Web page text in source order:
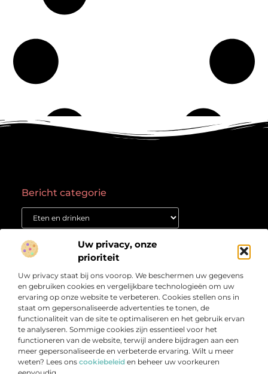
Uw privacy, onze
prioriteit
Uw privacy staat bij ons voorop. We beschermen uw gegevens
en gebruiken cookies en vergelijkbare technologieën om uw
ervaring op onze website te verbeteren. Cookies stellen ons in
staat om gepersonaliseerde advertenties te tonen, de
functionaliteit van de site te optimaliseren en het gebruik ervan
te analyseren. Sommige cookies zijn essentieel voor het
functioneren van de website, terwijl andere bijdragen aan een
meer gepersonaliseerde en verbeterde ervaring. Wilt u meer
weten? Lees ons cookiebeleid en beheer uw voorkeuren
Over
Bedrijf
“Het Kennisplatform voor Verdieping en Inspiratie”
Verdiep je in prikkelende artikelen, heldere inzichten en
verhalen die je aan het denken zetten. Welkom bij
Vetlog.nl – jouw startpunt voor betrouwbare en
verrijkende content.
Onze informatie
Bericht categorie